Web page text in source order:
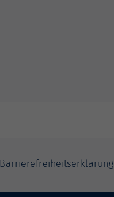
Barrierefreiheitserklärung